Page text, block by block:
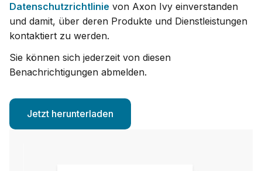
Datenschutzrichtlinie von Axon Ivy einverstanden
und damit, über deren Produkte und Dienstleistungen
kontaktiert zu werden.
Sie können sich jederzeit von diesen
Benachrichtigungen abmelden.